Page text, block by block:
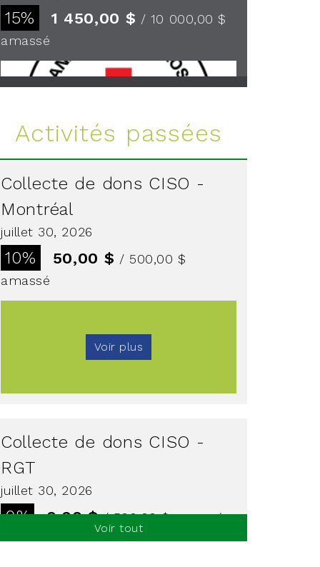
15% 1 450,00 $ / 10 000,00 $
amassé
Activités passées
Collecte de dons CISO -
Montréal
juillet 30, 2026
10% 50,00 $ / 500,00 $
amassé
Voir plus
Collecte de dons CISO -
RGT
juillet 30, 2026
0% 0,00 $/ 500,00 $amassé
Voir tout